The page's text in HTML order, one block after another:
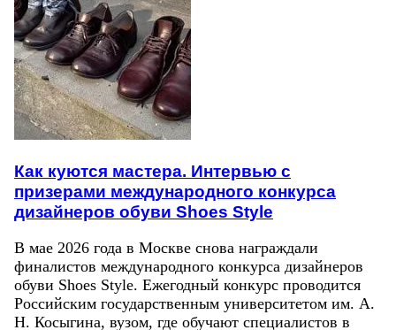
Как куются мастера. Интервью с
призерами международного конкурса
дизайнеров обуви Shoes Style
В мае 2026 года в Москве снова награждали
финалистов международного конкурса дизайнеров
обуви Shoes Style. Ежегодный конкурс проводится
Российским государственным университетом им. А.
Н. Косыгина, вузом, где обучают специалистов в